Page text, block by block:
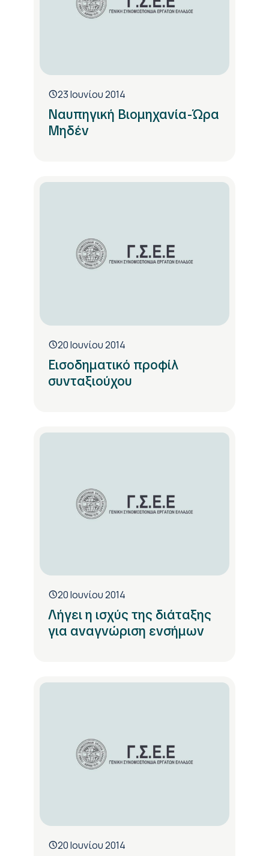
23 Ιουνίου 2014
Ναυπηγική Βιομηχανία-Ώρα
Μηδέν
20 Ιουνίου 2014
Εισοδηματικό προφίλ
συνταξιούχου
20 Ιουνίου 2014
Λήγει η ισχύς της διάταξης
για αναγνώριση ενσήμων
20 Ιουνίου 2014